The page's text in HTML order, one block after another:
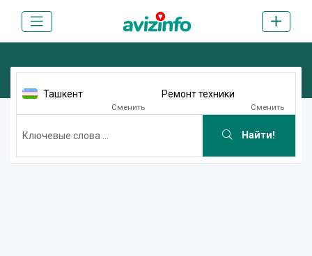
Ташкент
Сменить
Ремонт техники
Сменить
Найти!